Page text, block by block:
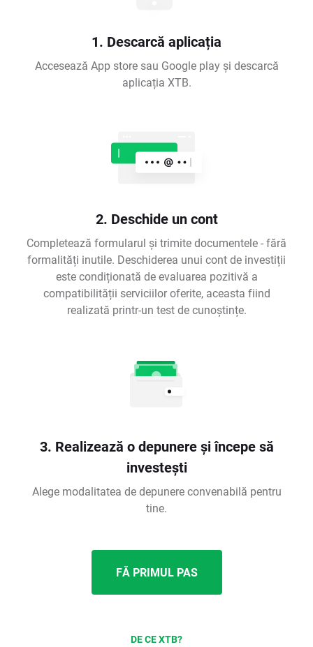
1. Descarcă aplicația
Accesează App store sau Google play și descarcă
aplicația XTB.
2. Deschide un cont
Completează formularul și trimite documentele - fără
formalități inutile. Deschiderea unui cont de investiții
este condiționată de evaluarea pozitivă a
compatibilității serviciilor oferite, aceasta fiind
realizată printr-un test de cunoștințe.
3. Realizează o depunere și începe să
investești
Alege modalitatea de depunere convenabilă pentru
tine.
FĂ PRIMUL PAS
DE CE XTB?